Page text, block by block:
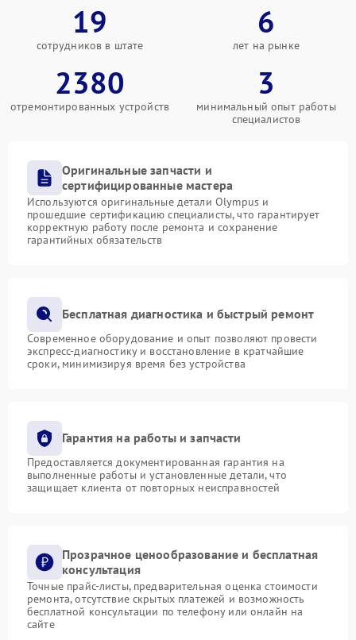
19
сотрудников в штате
6
лет на рынке
2380
отремонтированных устройств
3
минимальный опыт работы
специалистов
Оригинальные запчасти и
сертифицированные мастера
Используются оригинальные детали Olympus и
прошедшие сертификацию специалисты, что гарантирует
корректную работу после ремонта и сохранение
гарантийных обязательств
Бесплатная диагностика и быстрый ремонт
Современное оборудование и опыт позволяют провести
экспресс-диагностику и восстановление в кратчайшие
сроки, минимизируя время без устройства
Гарантия на работы и запчасти
Предоставляется документированная гарантия на
выполненные работы и установленные детали, что
защищает клиента от повторных неисправностей
Прозрачное ценообразование и бесплатная
консультация
Точные прайс-листы, предварительная оценка стоимости
ремонта, отсутствие скрытых платежей и возможность
бесплатной консультации по телефону или онлайн на
сайте